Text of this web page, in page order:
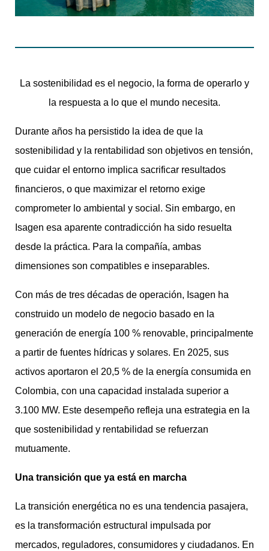
La sostenibilidad es el negocio, la forma de operarlo y
la respuesta a lo que el mundo necesita.
Durante años ha persistido la idea de que la
sostenibilidad y la rentabilidad son objetivos en tensión,
que cuidar el entorno implica sacrificar resultados
financieros, o que maximizar el retorno exige
comprometer lo ambiental y social. Sin embargo, en
Isagen esa aparente contradicción ha sido resuelta
desde la práctica. Para la compañía, ambas
dimensiones son compatibles e inseparables.
Con más de tres décadas de operación, Isagen ha
construido un modelo de negocio basado en la
generación de energía 100 % renovable, principalmente
a partir de fuentes hídricas y solares. En 2025, sus
activos aportaron el 20,5 % de la energía consumida en
Colombia, con una capacidad instalada superior a
3.100 MW. Este desempeño refleja una estrategia en la
que sostenibilidad y rentabilidad se refuerzan
mutuamente.
Una transición que ya está en marcha
La transición energética no es una tendencia pasajera,
es la transformación estructural impulsada por
mercados, reguladores, consumidores y ciudadanos. En